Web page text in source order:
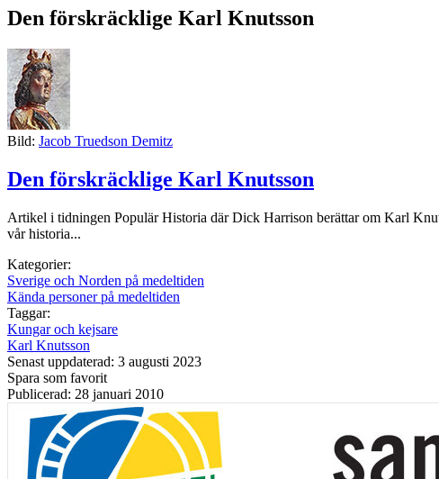
Den förskräcklige Karl Knutsson
Bild: Jacob Truedson Demitz
Den förskräcklige Karl Knutsson
Artikel i tidningen Populär Historia där Dick Harrison berättar om Karl
vår historia...
Kategorier:
Sverige och Norden på medeltiden
Kända personer på medeltiden
Taggar:
Kungar och kejsare
Karl Knutsson
Senast uppdaterad: 3 augusti 2023
Spara som favorit
Publicerad: 28 januari 2010